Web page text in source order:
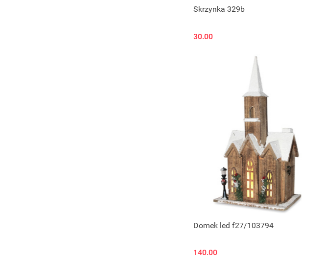
Skrzynka 329b
30.00
Produkt niedostępny
Domek led f27/103794
140.00